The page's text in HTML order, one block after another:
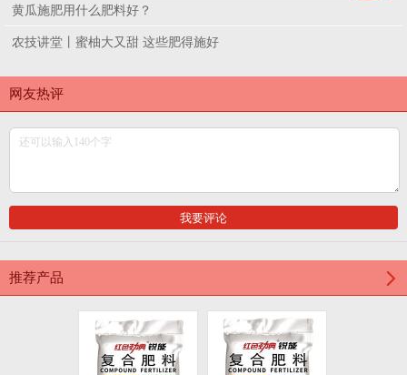
黄瓜施肥用什么肥料好？
农技讲堂丨蜜柚大又甜 这些肥得施好
网友热评
推荐产品